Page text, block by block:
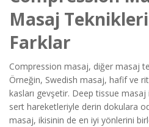
Masaj
Farklar
Compression masaj, diğer masaj
Örneğin, Swedish masaj, hafif ve
kasları gevşetir. Deep tissue masaj
sert hareketleriyle derin dokulara
masaj, ikisinin de en iyi yönlerini